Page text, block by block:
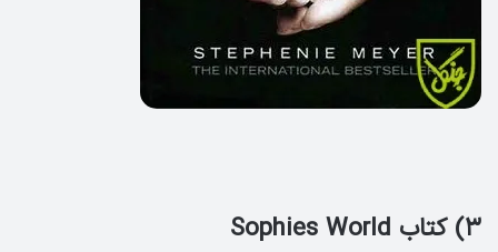
۳) کتاب Sophies World